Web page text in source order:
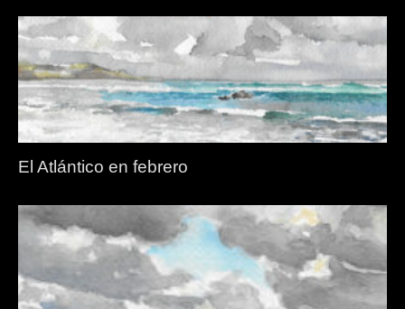
El Atlántico en febrero